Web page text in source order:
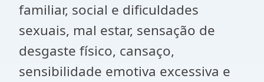
familiar, social e dificuldades
sexuais, mal estar, sensação de
desgaste físico, cansaço,
sensibilidade emotiva excessiva e